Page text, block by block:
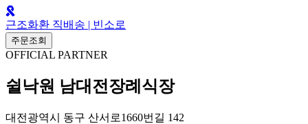
근조화환 직배송 | 빈소로
주문조회
OFFICIAL PARTNER
쉴낙원 남대전장례식장
대전광역시 동구 산서로1660번길 142